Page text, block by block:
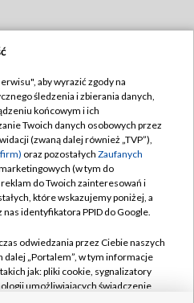
TVP
TVP
prywatności
zgody
Pomoc
aby wyrazić zgody na
śledzenia i zbierania danych,
końcowym i ich
Twoich danych osobowych przez
(zwaną dalej również „TVP”),
oraz pozostałych Zaufanych
(w tym do
do Twoich zainteresowań i
które wskazujemy poniżej, a
identyfikatora PPID do Google.
odwiedzania przez Ciebie naszych
dalej „Portalem”, w tym informacje
jak: pliki cookie, sygnalizatory
umożliwiających świadczenie